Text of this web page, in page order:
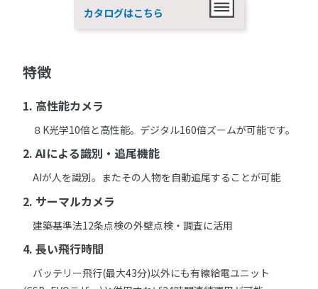
カタログはこちら
特徴
1. 高性能カメラ
８K光学10倍と高性能。デジタル160倍ズームが可能です。
2. AIによる識別・追尾機能
AIが人を識別。またその人物を自動追尾することが可能
2. サーマルカメラ
建築基準法12条点検の外壁点検・調査に活用
4. 長い飛行時間
バッテリー飛行(最大43分)以外にも有線給電ユニット